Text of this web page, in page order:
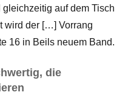
auf dem Tisch
wird der […] Vorrang
16 in Beils neuem Band.
die